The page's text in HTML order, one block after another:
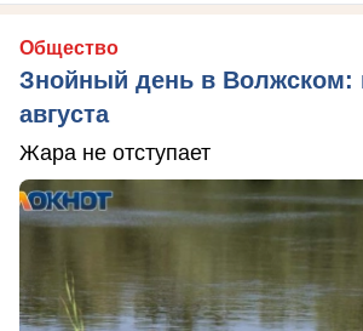
Общество
Знойный день в Волжском:
августа
Жара не отступает